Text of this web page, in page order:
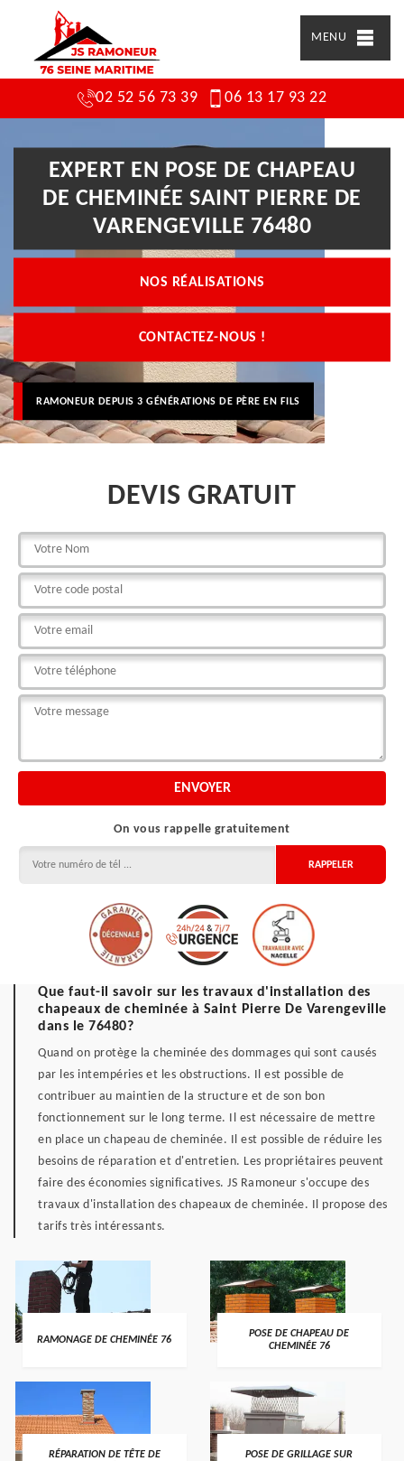
MENU
02 52 56 73 39 06 13 17 93 22
EXPERT EN POSE DE CHAPEAU
DE CHEMINÉE SAINT PIERRE DE
VARENGEVILLE 76480
NOS RÉALISATIONS
CONTACTEZ-NOUS !
RAMONEUR DEPUIS 3 GÉNÉRATIONS DE PÈRE EN FILS
DEVIS GRATUIT
On vous rappelle gratuitement
Que faut-il savoir sur les travaux d'installation des
chapeaux de cheminée à Saint Pierre De Varengeville
dans le 76480?
Quand on protège la cheminée des dommages qui sont causés
par les intempéries et les obstructions. Il est possible de
contribuer au maintien de la structure et de son bon
fonctionnement sur le long terme. Il est nécessaire de mettre
en place un chapeau de cheminée. Il est possible de réduire les
besoins de réparation et d'entretien. Les propriétaires peuvent
faire des économies significatives. JS Ramoneur s'occupe des
travaux d'installation des chapeaux de cheminée. Il propose des
tarifs très intéressants.
RAMONAGE DE CHEMINÉE 76
POSE DE CHAPEAU DE
CHEMINÉE 76
RÉPARATION DE TÊTE DE
POSE DE GRILLAGE SUR